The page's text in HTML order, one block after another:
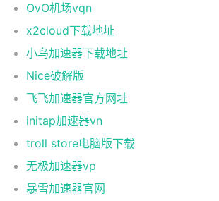
OvO机场vqn
x2cloud下载地址
小鸟加速器下载地址
Nice破解版
飞飞加速器官方网址
initap加速器vn
troll store电脑版下载
无极加速器vp
暴雪加速器官网